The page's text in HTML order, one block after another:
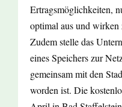
Ertragsmöglichkeiten,
optimal aus und wirken
Zudem stelle das
eines Speichers zur
gemeinsam mit den
worden ist. Die